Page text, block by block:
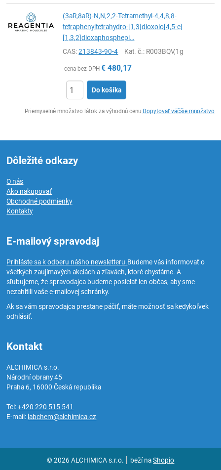
(3aR,8aR)-N,N,2,2-Tetramethyl-4,4,8,8-
tetraphenyltetrahydro-[1,3]dioxolo[4,5-e]
[1,3,2]dioxaphosphepi…
CAS:213843-90-4 Kat. č.: R003BQV,1g
cena bez DPH € 480,17
Do košíka
Priemyselné množstvo látok za výhodnú cenu Dopytovať väčšie množstvo
Dôležité odkazy
O nás
Ako nakupovať
Obchodné podmienky
Kontakty
E-mailový spravodaj
Prihláste sa k odberu nášho newsletteru.Budeme vás informovať o
všetkých zaujímavých akciách a zľavách, ktoré chystáme. A
sľubujeme, že spravodajca budeme posielať len občas, aby sme
nezahltili vaše e-mailovej schránky.
Ak sa vám spravodajca prestane páčiť, máte možnosť sa kedykoľvek
odhlásiť.
Kontakt
ALCHIMICA s.r.o.
Národní obrany 45
Praha 6, 16000Česká republika
Tel:+420 220 515 541
E-mail: labchem@alchimica.cz
© 2026 ALCHIMICA s.r.o. beží naShopio